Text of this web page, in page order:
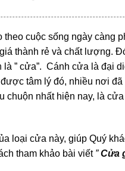
cuộc sống ngày càng
thành rẻ và chất lượng.
” cửa”. Cánh cửa là đại
tâm lý đó, nhiều nơi
chuộn nhất hiện nay, là
loại cửa này, giúp Quý
tham khảo bài viết ”Cửa